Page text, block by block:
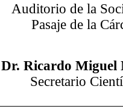
Auditorio de la
Pasaje de la
Dr. Ricardo Miguel
Secretario